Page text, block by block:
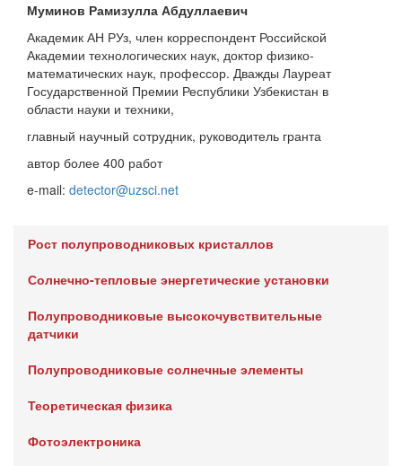
Муминов Рамизулла Абдуллаевич
Академик АН РУз, член корреспондент Российской
Академии технологических наук, доктор физико-
математических наук, профессор. Дважды Лауреат
Государственной Премии Республики Узбекистан в
области науки и техники,
главный научный сотрудник, руководитель гранта
автор более 400 работ
e-mail: detector@uzsci.net
Рост полупроводниковых кристаллов
Солнечно-тепловые энергетические установки
Полупроводниковые высокочувствительные
датчики
Полупроводниковые солнечные элементы
Теоретическая физика
Фотоэлектроника